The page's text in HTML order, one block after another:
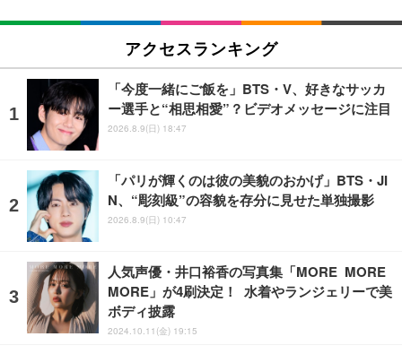
アクセスランキング
「今度一緒にご飯を」BTS・V、好きなサッカ
ー選手と“相思相愛”？ビデオメッセージに注目
2026.8.9(日) 18:47
「パリが輝くのは彼の美貌のおかげ」BTS・JI
N、“彫刻級”の容貌を存分に見せた単独撮影
2026.8.9(日) 10:47
人気声優・井口裕香の写真集「MORE MORE
MORE」が4刷決定！ 水着やランジェリーで美
ボディ披露
2024.10.11(金) 19:15